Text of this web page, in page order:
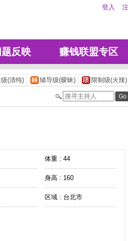
登入
反映 赚钱联盟专区
(清纯) 辅导级(暧昧) 限制级(火辣)
体重 : 44
身高 : 160
区域 : 台北市